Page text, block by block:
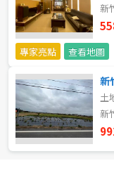
預設排序
新
專家亮點
查看地圖
新
土
新